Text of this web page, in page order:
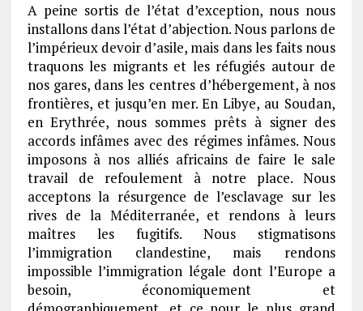
A peine sortis de l’état d’exception, nous nous
installons dans l’état d’abjection. Nous parlons de
l’impérieux devoir d’asile, mais dans les faits nous
traquons les migrants et les réfugiés autour de
nos gares, dans les centres d’hébergement, à nos
frontières, et jusqu’en mer. En Libye, au Soudan,
en Erythrée, nous sommes prêts à signer des
accords infâmes avec des régimes infâmes. Nous
imposons à nos alliés africains de faire le sale
travail de refoulement à notre place. Nous
acceptons la résurgence de l’esclavage sur les
rives de la Méditerranée, et rendons à leurs
maîtres les fugitifs. Nous stigmatisons
l’immigration clandestine, mais rendons
impossible l’immigration légale dont l’Europe a
besoin, économiquement et